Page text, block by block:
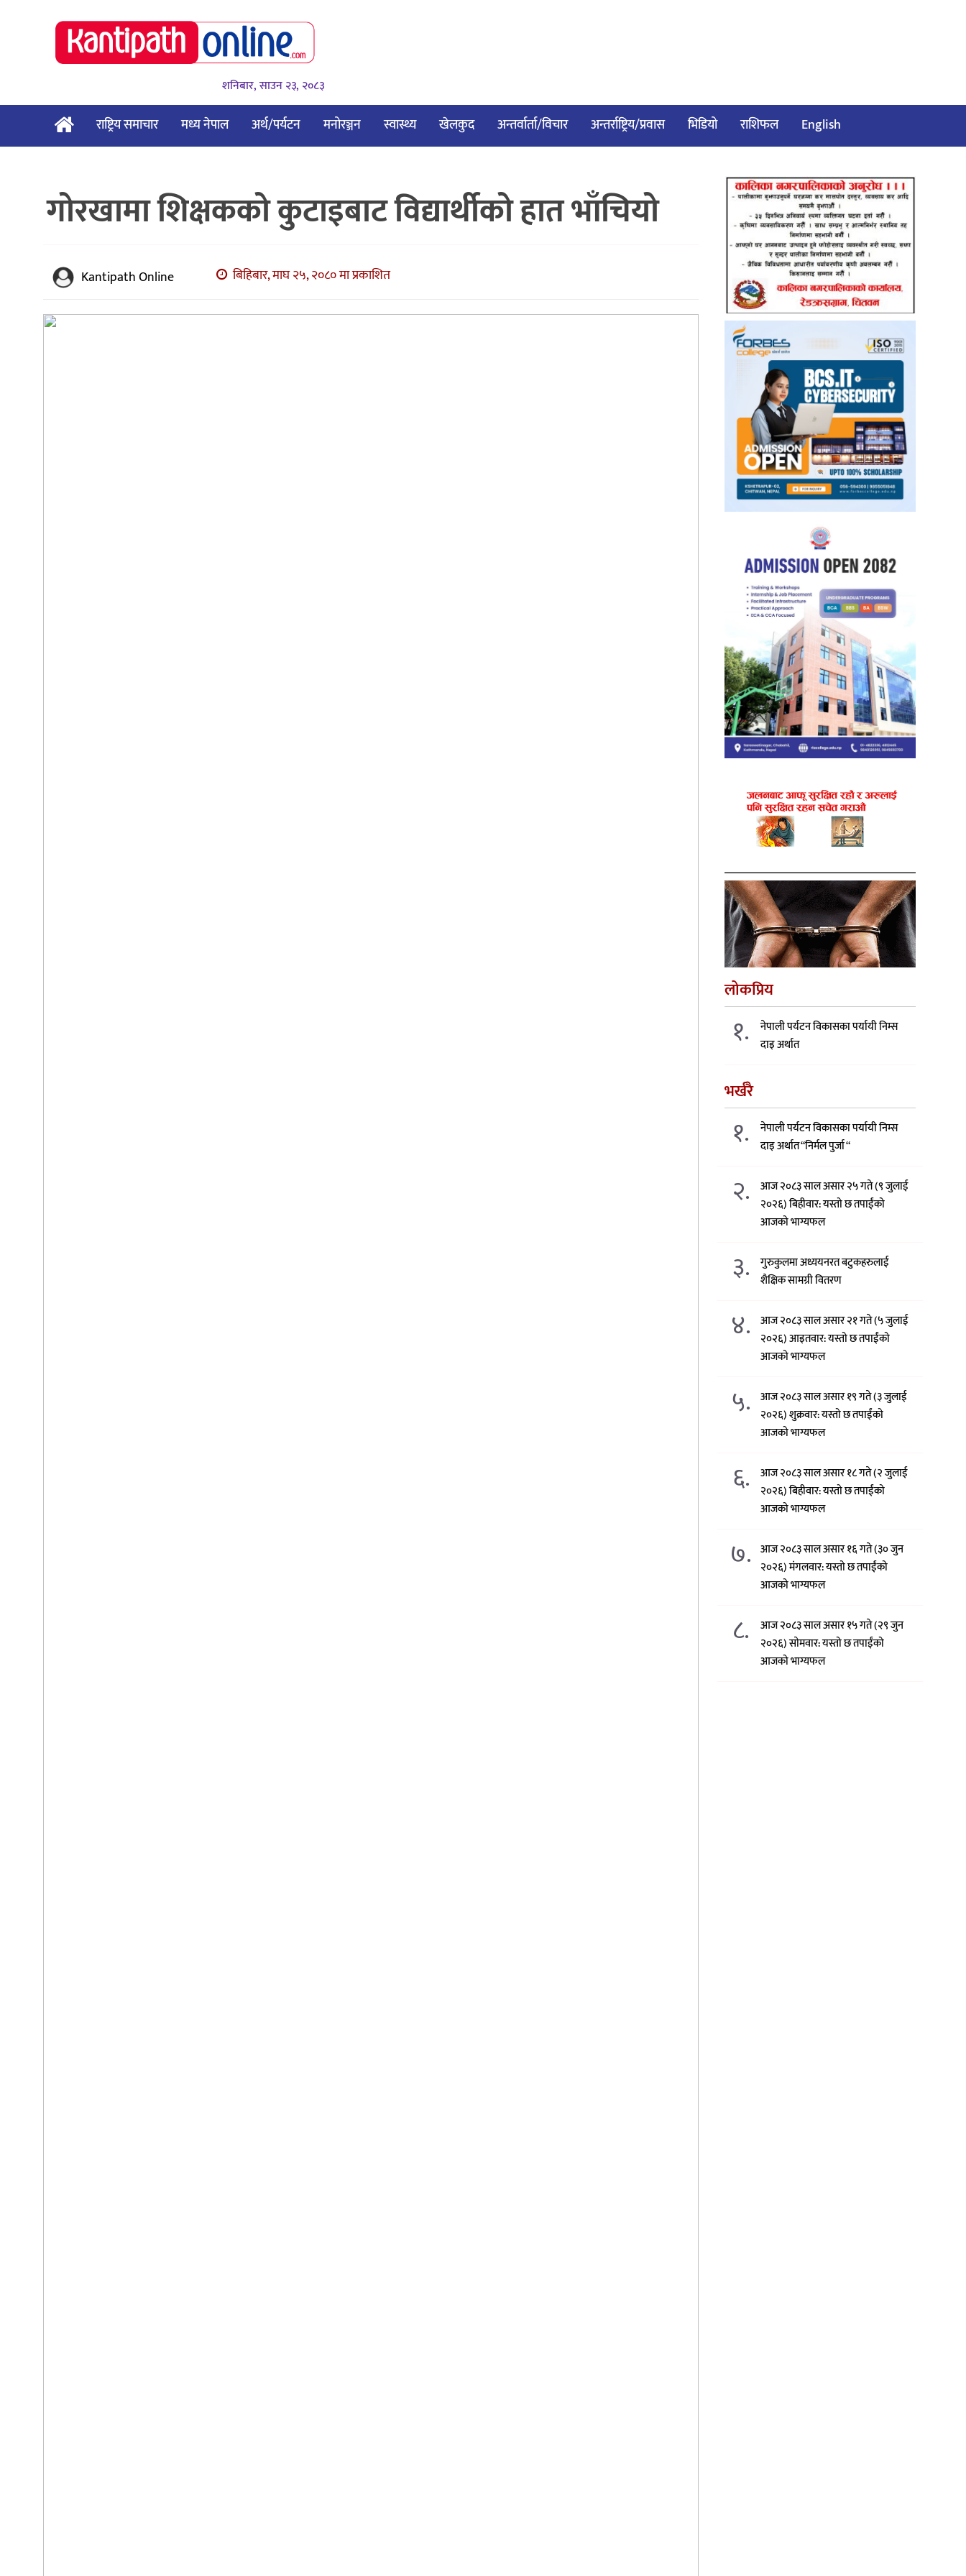
शनिबार, साउन २३, २०८३
राष्ट्रिय समाचार मध्य नेपाल अर्थ/पर्यटन मनोरञ्जन स्वास्थ्य खेलकुद अन्तर्वार्ता/विचार अन्तर्राष्ट्रिय/प्रवास भिडियो राशिफल English
गाेरखामा शिक्षकको कुटाइबाट विद्यार्थीको हात भाँचियो
Kantipath Online बिहिबार, माघ २५, २०८० मा प्रकाशित
लोकप्रिय
१.
नेपाली पर्यटन विकासका पर्यायी निम्स
दाइ अर्थात
भर्खरै
१.
नेपाली पर्यटन विकासका पर्यायी निम्स
दाइ अर्थात “निर्मल पुर्जा “
२.
आज २०८३ साल असार २५ गते (९ जुलाई
२०२६) बिहीवार: यस्तो छ तपाईंको
आजको भाग्यफल
३.
गुरुकुलमा अध्ययनरत बटुकहरुलाई
शैक्षिक सामग्री वितरण
४.
आज २०८३ साल असार २१ गते (५ जुलाई
२०२६) आइतवार: यस्तो छ तपाईंको
आजको भाग्यफल
५.
आज २०८३ साल असार १९ गते (३ जुलाई
२०२६) शुक्रवार: यस्तो छ तपाईंको
आजको भाग्यफल
६.
आज २०८३ साल असार १८ गते (२ जुलाई
२०२६) बिहीवार: यस्तो छ तपाईंको
आजको भाग्यफल
७. आज २०८३ साल असार १६ गते (३० जुन
२०२६) मंगलवार: यस्तो छ तपाईंको
आजको भाग्यफल
८.
आज २०८३ साल असार १५ गते (२९ जुन
२०२६) साेमवार: यस्तो छ तपाईंको
आजको भाग्यफल